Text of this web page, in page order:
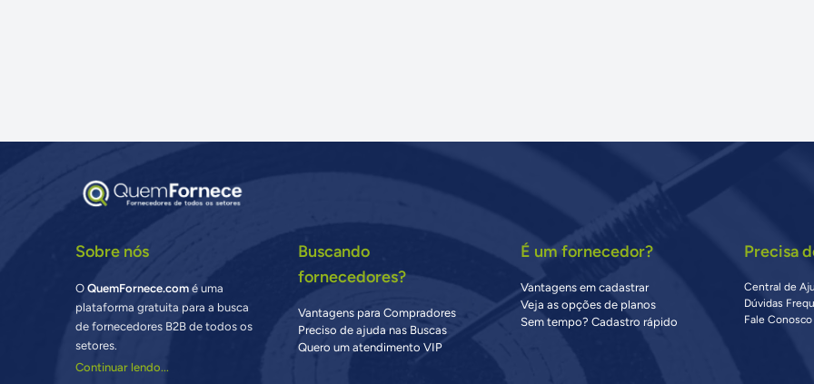
Sobre nós
OQuemFornece.com é uma
plataforma gratuita para a busca
de fornecedores B2B de todos os
setores.
Continuar lendo...
Buscando
fornecedores?
Vantagens para Compradores
Preciso de ajuda nas Buscas
Quero um atendimento VIP
É um fornecedor?
Vantagens em cadastrar
Veja as opções de planos
Sem tempo? Cadastro rápido
Precisa
Central de
Dúvidas
Fale Conosco